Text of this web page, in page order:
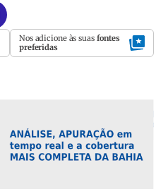
Nos adicione às suas fontes
preferidas